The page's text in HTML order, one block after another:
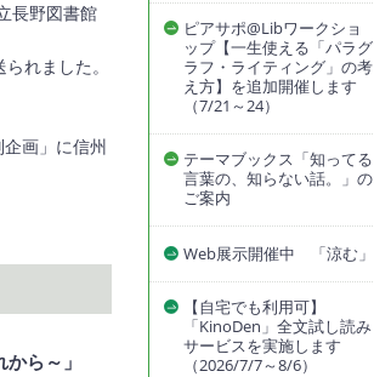
長野図書館
れました。
画」に信州
ら～」
ピアサポ@Libワークショ
ップ【一生使える「パラグ
ラフ・ライティング」の考
え方】を追加開催します
（7/21～24）
テーマブックス「知ってる
言葉の、知らない話。」の
ご案内
Web展示開催中 「涼む」
【自宅でも利用可】
「KinoDen」全文試し読み
サービスを実施します
（2026/7/7～8/6）